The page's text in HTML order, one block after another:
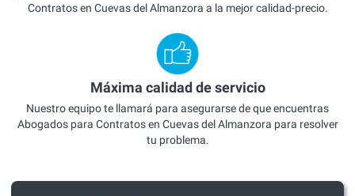
Contratos en Cuevas del Almanzora a la mejor calidad-precio.
Máxima calidad de servicio
Nuestro equipo te llamará para asegurarse de que encuentras
Abogados para Contratos en Cuevas del Almanzora para resolver
tu problema.